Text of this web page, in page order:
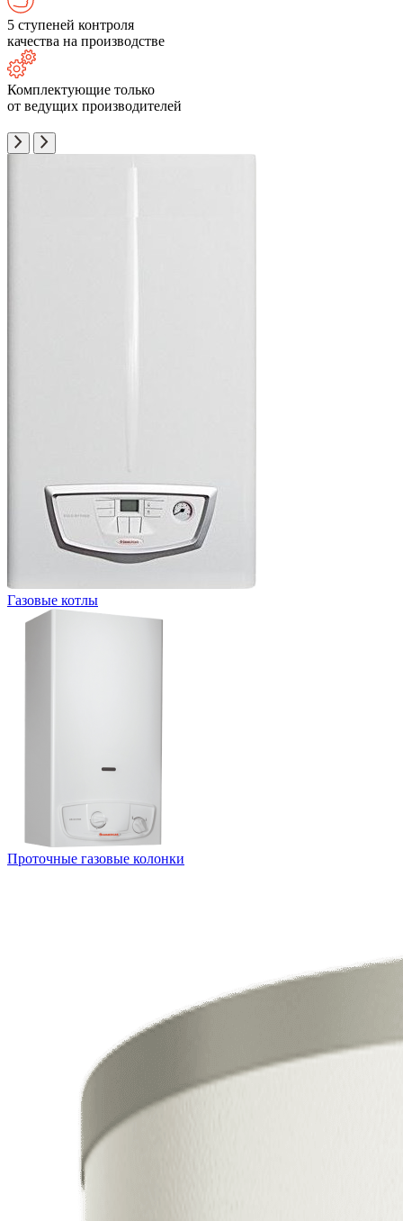
5 ступеней контроля
качества на производстве
Комплектующие только
от ведущих производителей
Газовые котлы
Проточные газовые колонки